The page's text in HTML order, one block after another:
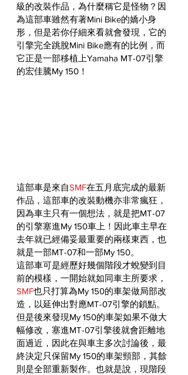
級的改裝作品，為什麼稱它是怪物？因
為這部車雖然有著Mini Bike的嬌小身
形，但是若你仔細來看就會發現，它的
引擎完全跳脫Mini Bike應有的比例，而
它正是一部移植上Yamaha MT-07引擎
的宏佳騰My 150！
這部車是來自SMF在五月底完成的最新
作品，這部車的改裝動機亦非常瘋狂，
因為車主只有一個想法，就是把MT-07
的引擎塞進My 150車上！因此車主早在
去年就已經備妥最重要的兩樣東西，也
就是一部MT-07和一部My 150。
這部車可是經歷好幾個階段才蛻變到目
前的模樣，一開始就如同車主所要求，
SMF也只打算為My 150的車架做局部改
造，以延伸出對應MT-07引擎的鎖點。
但是後來發現My 150的車架如果不做大
幅修改，塞進MT-07引擎後就會距離地
面過近，因此在與車主多次討論後，最
終決定只保留My 150的車架頸部，其餘
則是全部重新製作。也就是說，現階段